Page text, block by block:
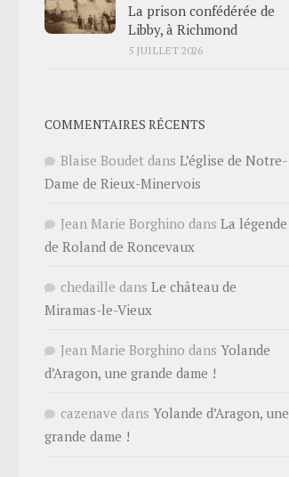
La prison confédérée de
Libby, à Richmond
5 JUILLET 2026
COMMENTAIRES RÉCENTS
Blaise Boudet dans L’église de Notre-
Dame de Rieux-Minervois
Jean Marie Borghino dans La légende
de Roland de Roncevaux
chedaille dans Le château de
Miramas-le-Vieux
Jean Marie Borghino dans Yolande
d’Aragon, une grande dame !
cazenave dans Yolande d’Aragon, une
grande dame !